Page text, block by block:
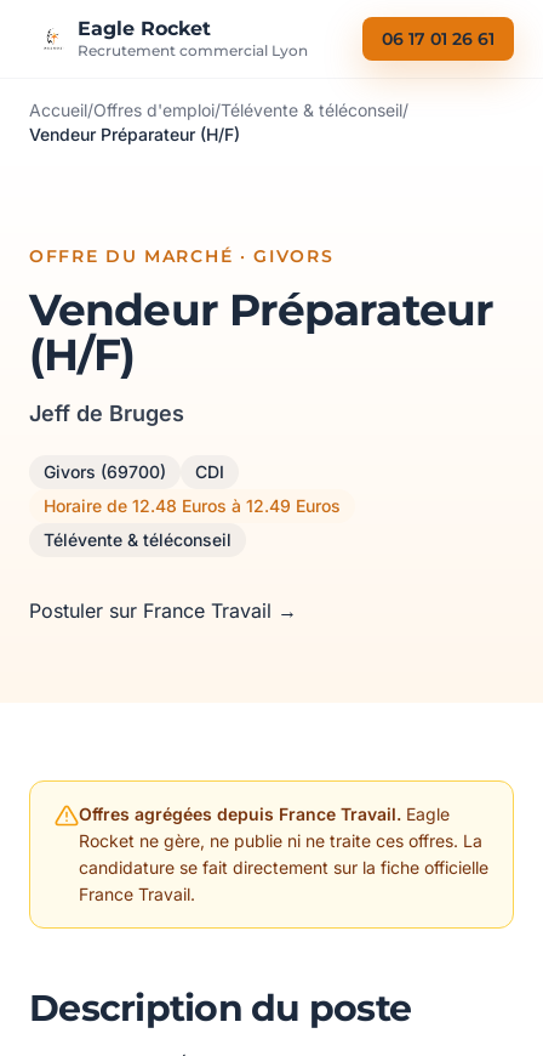
Eagle Rocket
Recrutement commercial Lyon
06 17 01 26 61
Accueil/Offres d'emploi/Télévente & téléconseil/
Vendeur Préparateur (H/F)
OFFRE DU MARCHÉ · GIVORS
Vendeur Préparateur
(H/F)
Jeff de Bruges
Givors (69700)
CDI
Horaire de 12.48 Euros à 12.49 Euros
Télévente & téléconseil
Postuler sur France Travail →
Offres agrégées depuis France Travail. Eagle
Rocket ne gère, ne publie ni ne traite ces offres. La
candidature se fait directement sur la fiche officielle
France Travail.
Description du poste